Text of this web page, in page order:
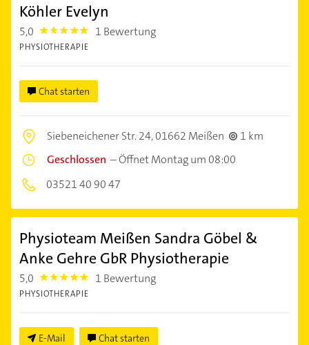
Köhler Evelyn
5,0 5.0 1 Bewertung
PHYSIOTHERAPIE
Chat starten
Siebeneichener Str. 24,01662 Meißen
1 km
Geschlossen –Öffnet Montag um 08:00
03521 40 90 47
Physioteam Meißen Sandra Göbel &
Anke Gehre GbR Physiotherapie
5,0 5.0 1 Bewertung
PHYSIOTHERAPIE
E-Mail Chat starten